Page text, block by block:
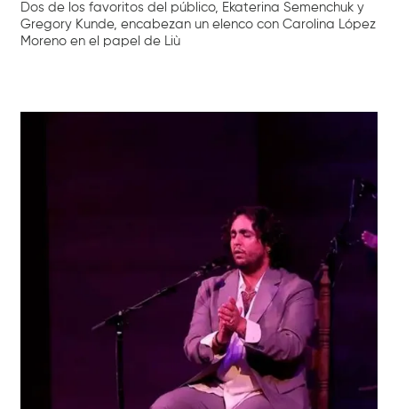
Dos de los favoritos del público, Ekaterina Semenchuk y
Gregory Kunde, encabezan un elenco con Carolina López
Moreno en el papel de Liù